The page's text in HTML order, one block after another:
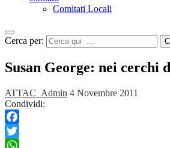
Comitati Locali
Cerca per:
Susan George: nei cerchi
ATTAC_Admin 4 Novembre 2011
Condividi:
Facebook
Twitter